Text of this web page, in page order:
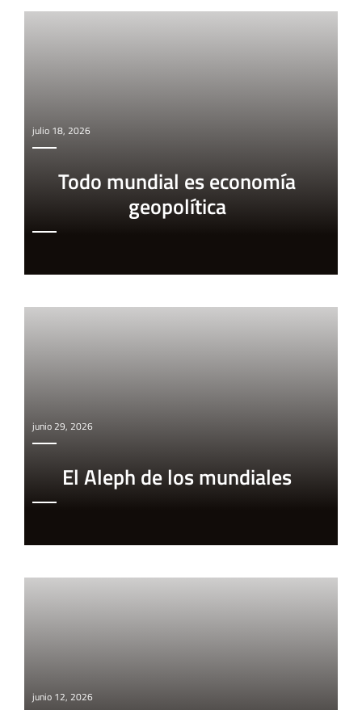
julio 18, 2026
Todo mundial es economía
geopolítica
junio 29, 2026
El Aleph de los mundiales
junio 12, 2026